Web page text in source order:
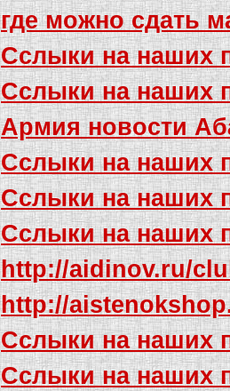
где можно сдать
Сслыки на наших
Сслыки на наших
Армия новости
Сслыки на наших
Сслыки на наших
Сслыки на наших
http://aidinov.ru/
http://
Сслыки на наших
Сслыки на наших